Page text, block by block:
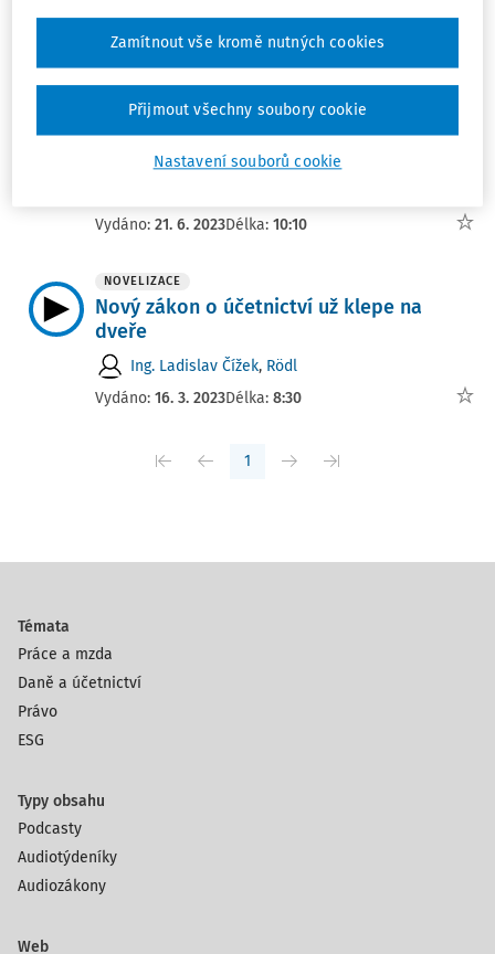
Ing. Josef Horák Ph.D.
Vydáno:15. 4. 2024Délka:07:24
NOVELIZACE
Funkční měna v obrysech nového zákona
o účetnictví
Vydáno: 21. 6. 2023Délka: 10:10
NOVELIZACE
Nový zákon o účetnictví už klepe na
dveře
Ing. Ladislav Čížek, Rödl
Vydáno: 16. 3. 2023Délka: 8:30
1
Témata
Práce a mzda
Daně a účetnictví
Právo
ESG
Typy obsahu
Podcasty
Audiotýdeníky
Audiozákony
Web
Nastavení souborů cookie
Zamítnout vše kromě nutných cookies
Přijmout všechny soubory cookie